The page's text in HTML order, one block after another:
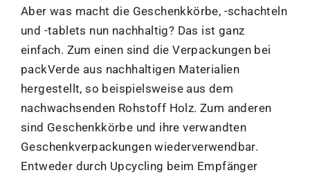
Aber was macht die Geschenkkörbe, -schachteln
und -tablets nun nachhaltig? Das ist ganz
einfach. Zum einen sind die Verpackungen bei
packVerde aus nachhaltigen Materialien
hergestellt, so beispielsweise aus dem
nachwachsenden Rohstoff Holz. Zum anderen
sind Geschenkkörbe und ihre verwandten
Geschenkverpackungen wiederverwendbar.
Entweder durch Upcycling beim Empfänger